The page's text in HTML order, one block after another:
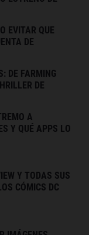
EVITAR QUE
DE
DE FARMING
DE
A
Y QUÉ APPS LO
Y TODAS SUS
CÓMICS DC